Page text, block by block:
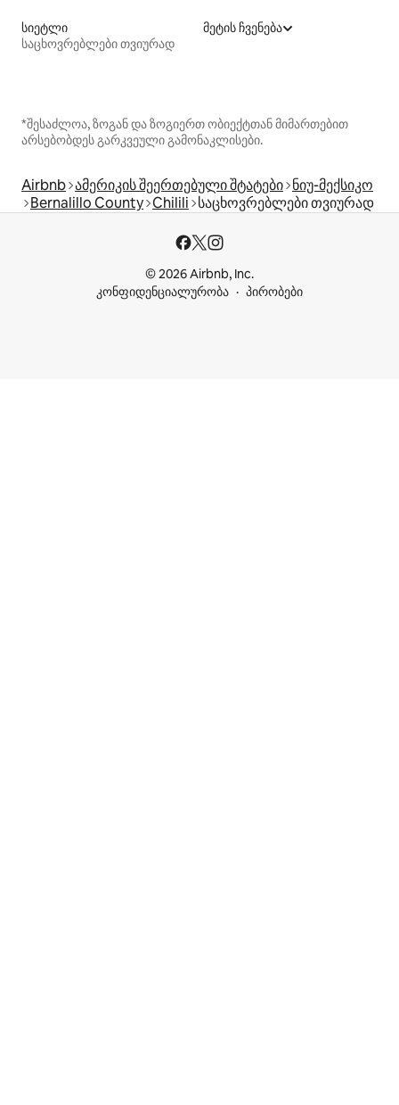
სიეტლი
საცხოვრებლები თვიურად
მეტის ჩვენება
*შესაძლოა, ზოგან და ზოგიერთ ობიექტთან მიმართებით
არსებობდეს გარკვეული გამონაკლისები.
Airbnb ამერიკის შეერთებული შტატები ნიუ-მექსიკო
Bernalillo County Chilili საცხოვრებლები თვიურად
© 2026 Airbnb, Inc.
კონფიდენციალურობა
პირობები